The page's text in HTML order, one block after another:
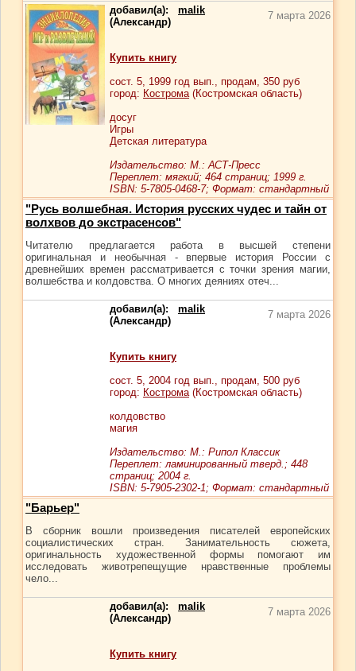
добавил(а): malik
(Александр)
7 марта 2026
Купить книгу
сост. 5, 1999 год вып., продам, 350 руб
город: Кострома(Костромская область)
досуг
Игры
Детская литература
Издательство: М.: АСТ-Пресс
Переплет: мягкий; 464 страниц; 1999 г.
ISBN: 5-7805-0468-7; Формат: стандартный
"Русь волшебная. История русских чудес и тайн от
волхвов до экстрасенсов"
Читателю предлагается работа в высшей степени
оригинальная и необычная - впервые история России с
древнейших времен рассматривается с точки зрения магии,
волшебства и колдовства. О многих деяниях отеч...
добавил(а): malik
(Александр)
7 марта 2026
Купить книгу
сост. 5, 2004 год вып., продам, 500 руб
город: Кострома(Костромская область)
колдовство
магия
Издательство: М.: Рипол Классик
Переплет: ламинированный тверд.; 448
страниц; 2004 г.
ISBN: 5-7905-2302-1; Формат: стандартный
"Барьер"
В сборник вошли произведения писателей европейских
социалистических стран. Занимательность сюжета,
оригинальность художественной формы помогают им
исследовать животрепещущие нравственные проблемы
чело...
добавил(а): malik
(Александр)
7 марта 2026
Купить книгу